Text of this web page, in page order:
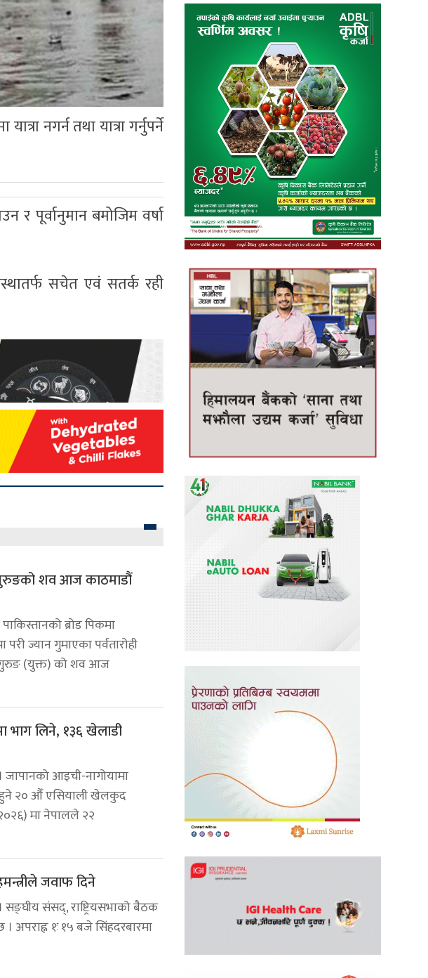
नगर्न तथा यात्रा गर्नुपर्ने
पूर्वानुमान बमोजिम वर्षा
सचेत एवं सतर्क रही
गुरुङको शव आज काठमाडौं
ब्रोड पिकमा
परी ज्यान गुमाएका पर्वतारोही
(युक्त) को शव आज
भाग लिने, १३६ खेलाडी
जापानको आइची-नागोयामा
२० औँ एसियाली खेलकुद
मा नेपालले २२
जवाफ दिने
सङ्घीय संसद्, राष्ट्रियसभाको बैठक
अपराह्न १ः १५ बजे सिंहदरबारमा